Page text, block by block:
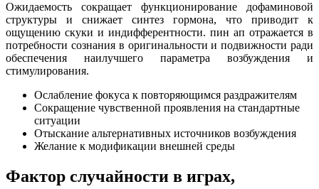
Ожидаемость сокращает функционирование дофаминовой
структуры и снижает синтез гормона, что приводит к
ощущению скуки и индифферентности. пин ап отражается в
потребности сознания в оригинальности и подвижности ради
обеспечения наилучшего параметра возбуждения и
стимулирования.
Ослабление фокуса к повторяющимся раздражителям
Сокращение чувственной проявления на стандартные
ситуации
Отыскание альтернативных источников возбуждения
Желание к модификации внешней среды
Фактор случайности в играх,